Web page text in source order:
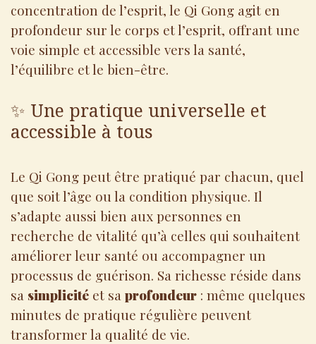
concentration de l’esprit, le Qi Gong agit en
profondeur sur le corps et l’esprit, offrant une
voie simple et accessible vers la santé,
l’équilibre et le bien-être.
✨ Une pratique universelle et
accessible à tous
Le Qi Gong peut être pratiqué par chacun, quel
que soit l’âge ou la condition physique. Il
s’adapte aussi bien aux personnes en
recherche de vitalité qu’à celles qui souhaitent
améliorer leur santé ou accompagner un
processus de guérison. Sa richesse réside dans
sa simplicité et sa profondeur : même quelques
minutes de pratique régulière peuvent
transformer la qualité de vie.